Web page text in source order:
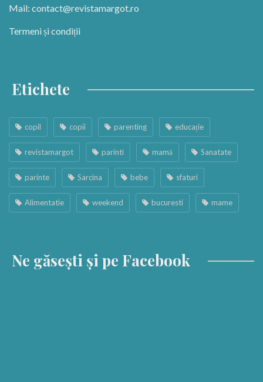
Mail: contact@revistamargot.ro
Termeni și condiții
Etichete
copil copii parenting educație
revistamargot parinti mamă Sanatate
parinte Sarcina bebe sfaturi
Alimentatie weekend bucuresti mame
Ne găsești și pe Facebook